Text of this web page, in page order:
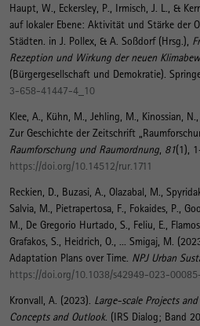
Haupt, W. , Eckersley, P. , Irmisch, J. L. , &
auf lokaler Ebene: Aktivität und Stärke der
Städten . in J. Pollex, & A. Soßdorf (Hrsg.),
Rezeption und Wirkung der neuen
(Bürgergesellschaft und Demokratie).
3-658-41447-4_10
Klee, A. , Kühn, M.
, Jehling, M., Kinossian,
Zur Geschichte der Zeitschrift
Raumforschung und Raumordnung 81(1),
https://doi.org/10.14512/rur.1711
Reckien, D., Buzasi, A., Olazabal, M.,
Salvia, M., Pietrapertosa, F., Fokaides, P.,
M., De Gregorio Hurtado, S., Feliu, E.,
Grafakos, S., Heidrich, O., ... Smigaj, M.
Adaptation Plans over Time NPJ Urban
https://doi.org/10.1038/s42949-023-
Kronvall, A. (2023). Large-scale Projects
Concepts and Outlook. (IRS Dialog; Band